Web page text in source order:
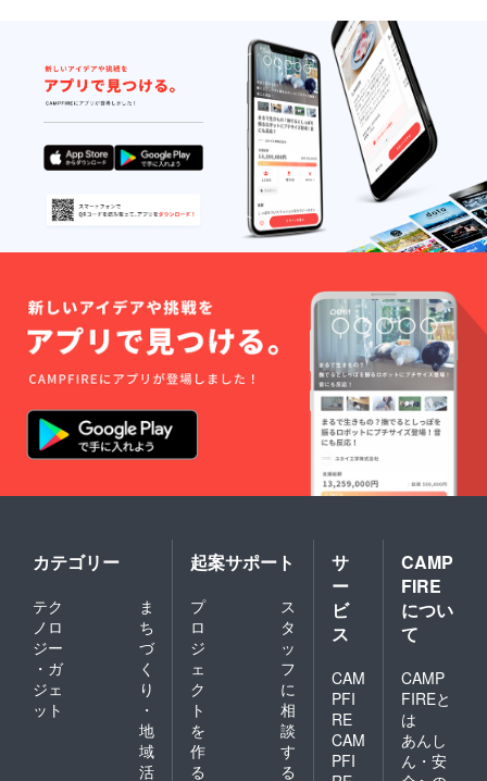
い致し
ます。
2026年
01月頃
からオ
ンライ
ン
ショッ
プなど
にて一
般販売
開始予
定で
す。
カテゴリー
テク
ノロ
ジー
・ガ
ジェ
ット
ま
ち
づ
く
り
・
地
域
活
起案サポート
プ
ロ
ジ
ェ
ク
ト
を
作
る
ス
タ
ッ
フ
に
相
談
す
る
サ
ー
ビ
ス
CAM
PFI
RE
CAM
PFI
CAMP
FIRE
につい
て
CAMP
FIREと
は
あんし
ん・安